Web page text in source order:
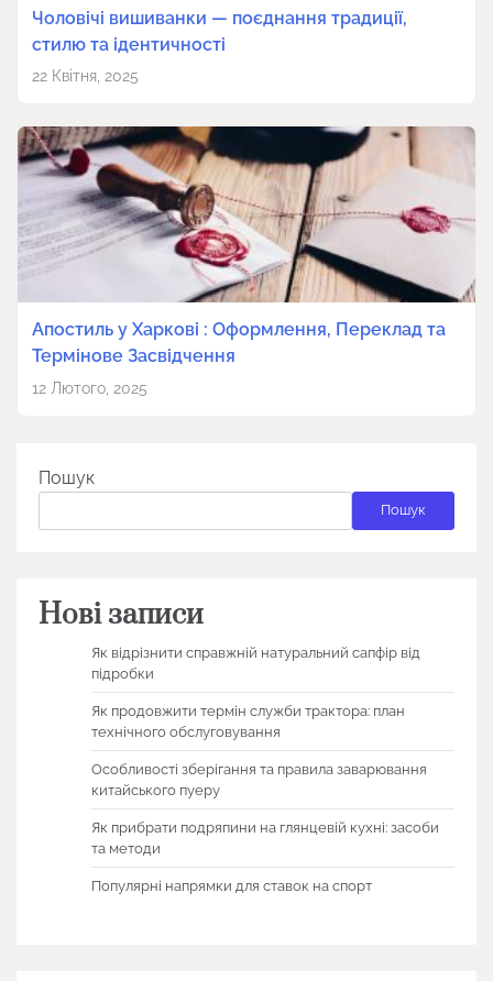
Чоловічі вишиванки — поєднання традиції,
стилю та ідентичності
22 Квітня, 2025
Апостиль у Харкові : Оформлення, Переклад та
Термінове Засвідчення
12 Лютого, 2025
Пошук
Пошук
Нові записи
Як відрізнити справжній натуральний сапфір від
підробки
Як продовжити термін служби трактора: план
технічного обслуговування
Особливості зберігання та правила заварювання
китайського пуеру
Як прибрати подряпини на глянцевій кухні: засоби
та методи
Популярні напрямки для ставок на спорт